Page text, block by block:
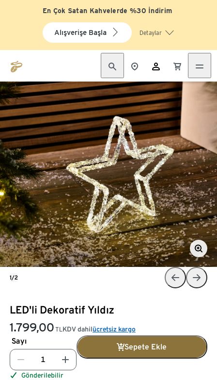
En Çok Satan Kahvelerde %30 İndirim
Alışverişe Başla Detaylar
LED'li Dekoratif Yıldız
1.799,00 TL KDV dahilücretsiz kargo
Sayı
Sepete Ekle
Gönderilebilir
1/2